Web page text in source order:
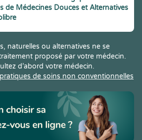
de Médecines Douces et Alternatives
naturelles ou alternatives ne se
proposé par votre médecin.
d’abord votre médecin.
de soins non conventionnelles